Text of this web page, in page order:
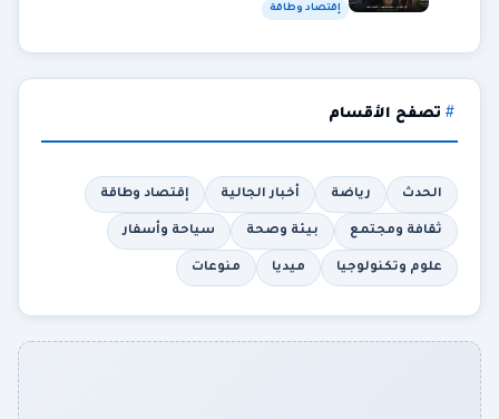
إقتصاد وطاقة
تصفح الأقسام
الحدث رياضة أخبار الجالية إقتصاد وطاقة
ثقافة ومجتمع بيئة وصحة سياحة وأسفار
علوم وتكنولوجيا ميديا منوعات